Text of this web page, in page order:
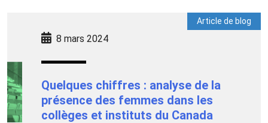
8 mars 2024
Article de blog
Quelques chiffres : analyse de la
présence des femmes dans les
collèges et instituts du Canada